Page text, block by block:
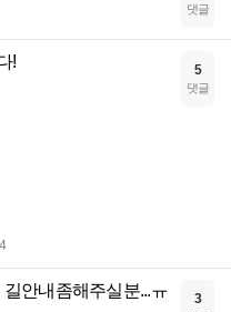
댓글
! 5
댓글
안내좀해주실분...ㅠ
3